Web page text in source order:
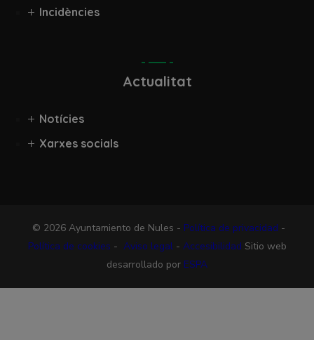
Incidències
Actualitat
Notícies
Xarxes socials
© 2026 Ayuntamiento de Nules - Política de privacidad -
Política de cookies - Aviso legal- Accesibilidad Sitio web
desarrollado por ESPA